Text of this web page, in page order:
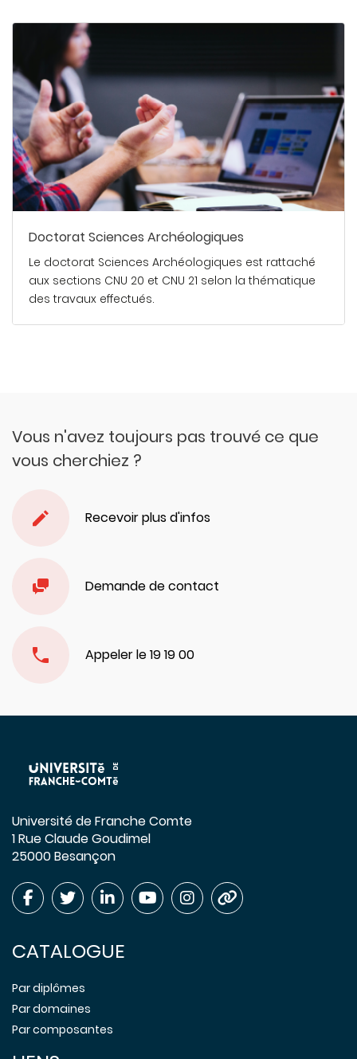
Doctorat Sciences Archéologiques
Le doctorat Sciences Archéologiques est rattaché
aux sections CNU 20 et CNU 21 selon la thématique
des travaux effectués.
Vous n'avez toujours pas trouvé ce que
vous cherchiez ?
Recevoir plus d'infos
Demande de contact
Appeler le 19 19 00
Université de Franche Comte
1 Rue Claude Goudimel
25000 Besançon
CATALOGUE
Par diplômes
Par domaines
Par composantes